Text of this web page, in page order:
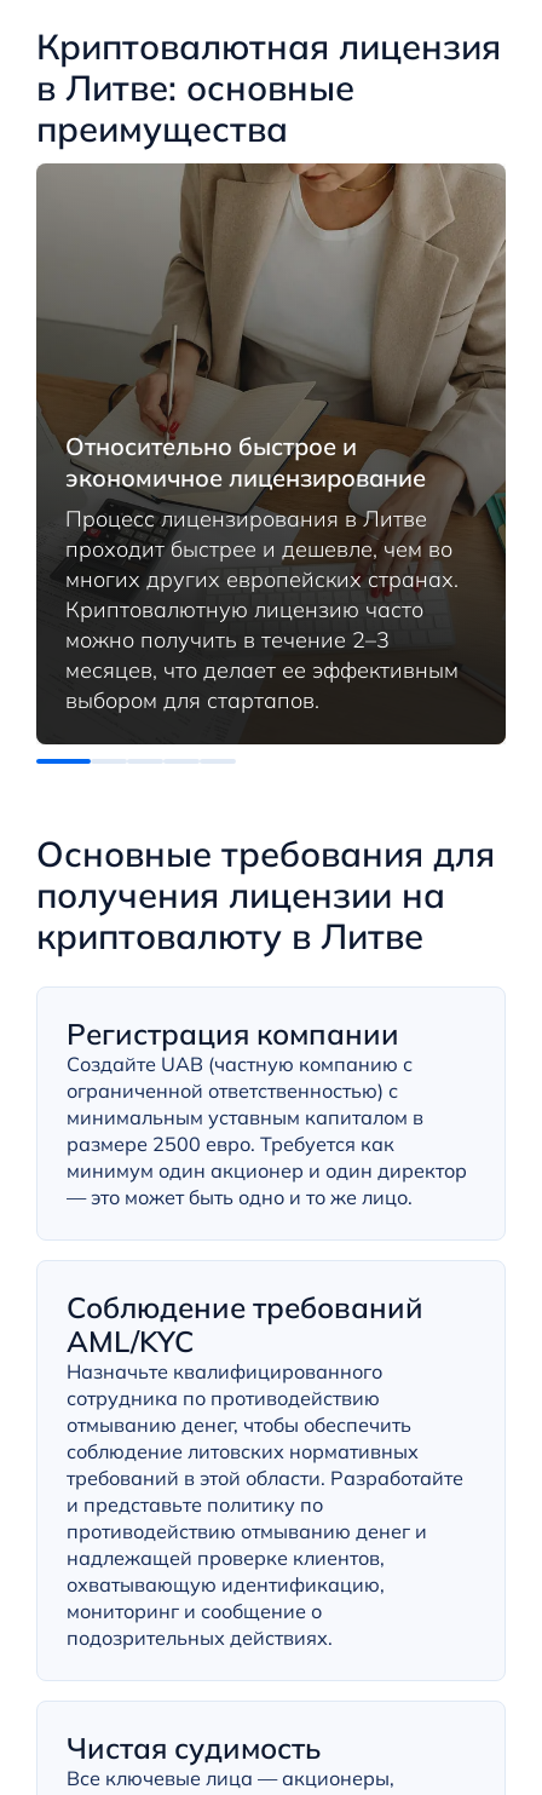
Криптовалютная лицензия
в Литве: основные
преимущества
Относительно быстрое и
экономичное лицензирование
Процесс лицензирования в Литве
проходит быстрее и дешевле, чем во
многих других европейских странах.
Криптовалютную лицензию часто
можно получить в течение 2–3
месяцев, что делает ее эффективным
выбором для стартапов.
Основные требования для
получения лицензии на
криптовалюту в Литве
Регистрация компании
Создайте UAB (частную компанию с
ограниченной ответственностью) с
минимальным уставным капиталом в
размере 2500 евро. Требуется как
минимум один акционер и один директор
— это может быть одно и то же лицо.
Соблюдение требований
AML/KYC
Назначьте квалифицированного
сотрудника по противодействию
отмыванию денег, чтобы обеспечить
соблюдение литовских нормативных
требований в этой области. Разработайте
и представьте политику по
противодействию отмыванию денег и
надлежащей проверке клиентов,
охватывающую идентификацию,
мониторинг и сообщение о
подозрительных действиях.
Чистая судимость
Все ключевые лица — акционеры,